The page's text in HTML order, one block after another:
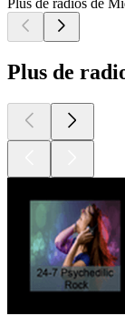
Plus de radios de
Plus de